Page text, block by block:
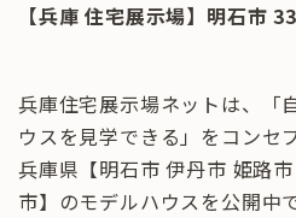
【兵庫 住宅展示場】明石市 33
兵庫住宅展示場ネットは、「
ウスを見学できる」をコンセ
兵庫県【明石市 伊丹市 姫路
市】のモデルハウスを公開中で